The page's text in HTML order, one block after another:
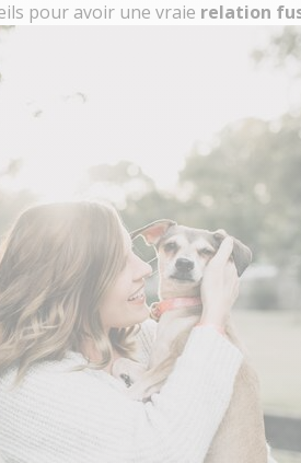
pour avoir une vraie relation